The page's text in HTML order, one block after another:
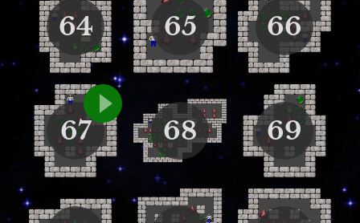
64 65 66
67 68 69